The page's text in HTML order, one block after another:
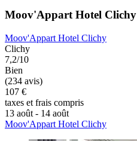
Moov'Appart Hotel Clichy
Moov'Appart Hotel Clichy
Clichy
7,2/10
Bien
(234 avis)
107 €
taxes et frais compris
13 août - 14 août
Moov'Appart Hotel Clichy